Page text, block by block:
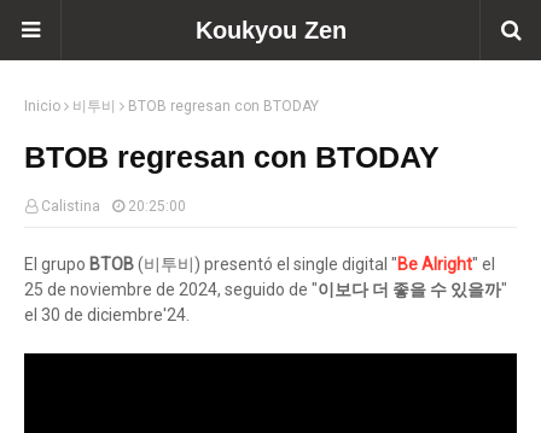
Koukyou Zen
Inicio 비투비 BTOB regresan con BTODAY
BTOB regresan con BTODAY
Calistina 20:25:00
El grupo BTOB(비투비) presentó el single digital "Be Alright" el
25 de noviembre de 2024, seguido de "이보다 더 좋을 수 있을까"
el 30 de diciembre'24.